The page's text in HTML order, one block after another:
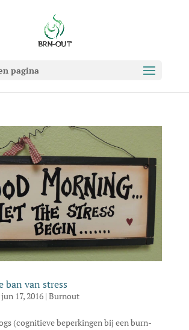
pagina
ban van stress
jun 17, 2016| Burnout
(cognitieve beperkingen bij een burn-